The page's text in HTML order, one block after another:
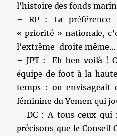
l’histoire des fonds
– RP : La préférence
« priorité » nationale,
l’extrême-droite même…
– JPT : Eh ben voilà !
équipe de foot à la
temps : on envisageait
féminine du Yemen qui
– DC : A tous ceux qui
précisons que le Conseil